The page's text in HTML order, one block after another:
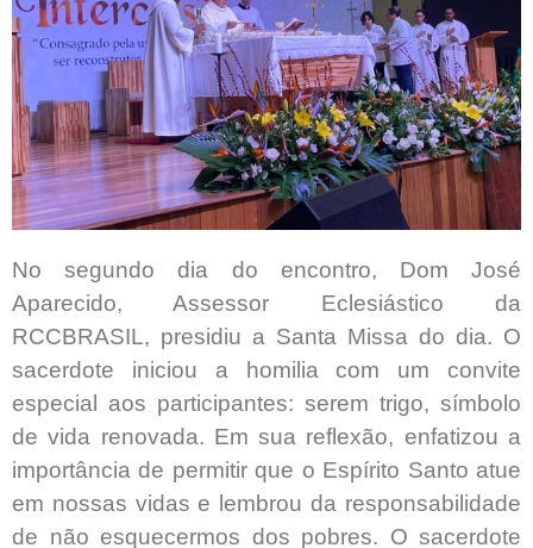
No segundo dia do encontro, Dom José
Aparecido, Assessor Eclesiástico da
RCCBRASIL, presidiu a Santa Missa do dia. O
sacerdote iniciou a homilia com um convite
especial aos participantes: serem trigo, símbolo
de vida renovada. Em sua reflexão, enfatizou a
importância de permitir que o Espírito Santo atue
em nossas vidas e lembrou da responsabilidade
de não esquecermos dos pobres. O sacerdote